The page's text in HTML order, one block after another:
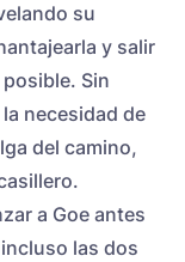
su
y salir
Sin
necesidad de
del camino,
a Goe antes
las dos